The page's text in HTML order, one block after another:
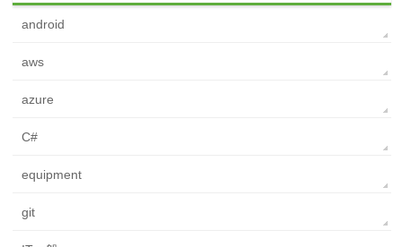
android
aws
azure
C#
equipment
git